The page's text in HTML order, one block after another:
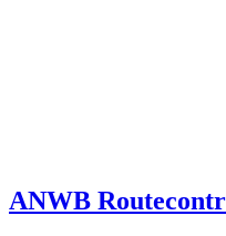
ANWB